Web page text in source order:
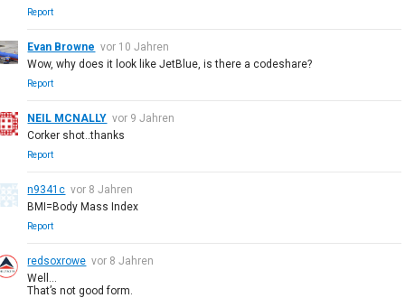
Report
Evan Browne vor 10 Jahren
Wow, why does it look like JetBlue, is there a codeshare?
Report
NEIL MCNALLY vor 9 Jahren
Corker shot..thanks
Report
n9341c vor 8 Jahren
BMI=Body Mass Index
Report
redsoxrowe vor 8 Jahren
Well...
That’s not good form.